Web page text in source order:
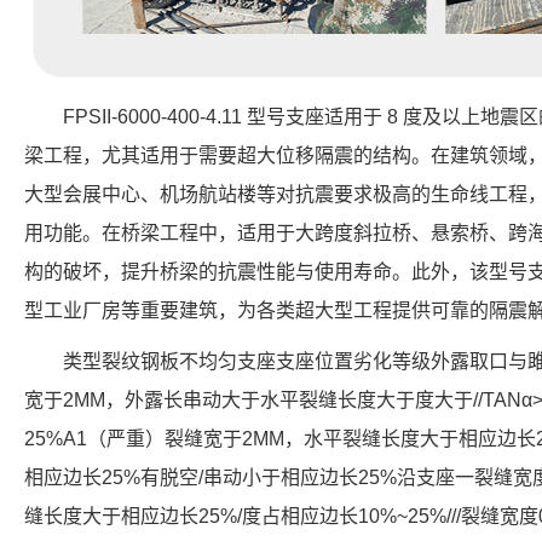
FPSII-6000-400-4.11 型号支座适用于 8 度及以上地震
梁工程，尤其适用于需要超大位移隔震的结构。在建筑领域
大型会展中心、机场航站楼等对抗震要求极高的生命线工程
用功能。在桥梁工程中，适用于大跨度斜拉桥、悬索桥、跨
构的破坏，提升桥梁的抗震性能与使用寿命。此外，该型号
型工业厂房等重要建筑，为各类超大型工程提供可靠的隔震
类型裂纹钢板不均匀支座支座位置劣化等级外露取口与
宽于2MM，外露长串动大于水平裂缝长度大于度大于//
25%A1（严重）裂缝宽于2MM，水平裂缝长度大于相应边
相应边长25%有脱空/串动小于相应边长25%沿支座一裂缝
缝长度大于相应边长25%/度占相应边长10%~25%///裂缝宽